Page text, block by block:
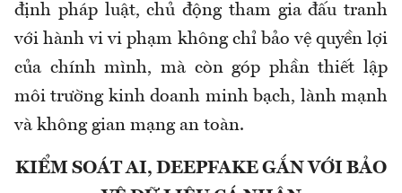
định pháp luật, chủ động tham gia đấu tranh
với hành vi vi phạm không chỉ bảo vệ quyền lợi
của chính mình, mà còn góp phần thiết lập
môi trường kinh doanh minh bạch, lành mạnh
và không gian mạng an toàn.
KIỂM SOÁT AI, DEEPFAKE GẮN VỚI BẢO